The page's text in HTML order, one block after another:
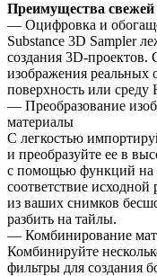
Преимущества свежей
— Оцифровка и
Substance 3D Sampler
создания 3D-проектов.
изображения реальных
поверхность или среду
— Преобразование
материалы
С легкостью
и преобразуйте ее в
с помощью функций на
соответствие исходной
из ваших снимков
разбить на тайлы.
— Комбинирование
Комбинируйте
фильтры для создания